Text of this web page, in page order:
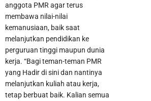
anggota PMR agar terus
membawa nilai-nilai
kemanusiaan, baik saat
melanjutkan pendidikan ke
perguruan tinggi maupun dunia
kerja. “Bagi teman-teman PMR
yang Hadir di sini dan nantinya
melanjutkan kuliah atau kerja,
tetap berbuat baik. Kalian semua